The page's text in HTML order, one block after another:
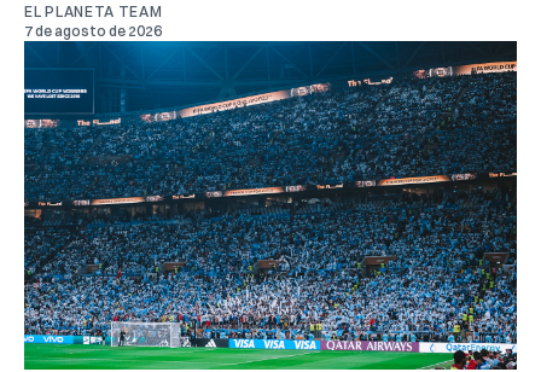
EL PLANETA TEAM
7 de agosto de 2026